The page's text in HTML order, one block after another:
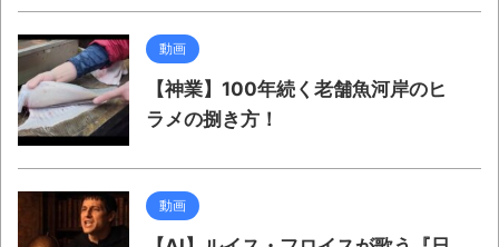
動画
【神業】100年続く老舗魚河岸のヒ
ラメの捌き方！
動画